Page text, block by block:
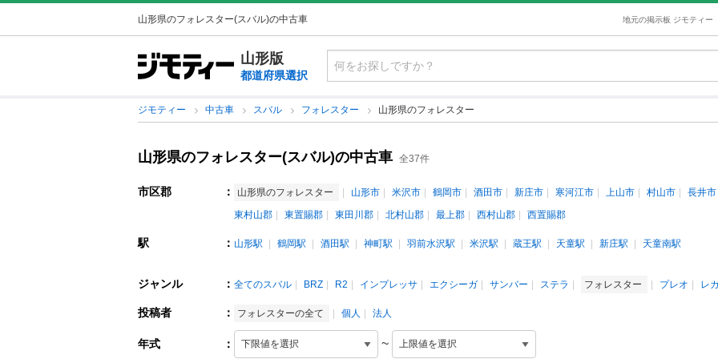
山形県のフォレスター(スバル)の中古車 地元の掲示板 ジモティー
山形版
都道府県選択
ジモティー 中古車 スバル フォレスター 山形県のフォレスター
山形県のフォレスター(スバル)の中古車 全37件
市区郡 ： 山形県のフォレスター 山形市 米沢市 鶴岡市 酒田市 新庄市 寒河江市 上山市 村山市
長井市
東村山郡
東置賜郡 東田川郡 北村山郡 最上郡 西村山郡 西置賜郡
駅 ： 山形駅 鶴岡駅 酒田駅 神町駅 羽前水沢駅 米沢駅 蔵王駅 天童駅 新庄駅 天童南駅
ジャンル ： 全てのスバル BRZ R2 インプレッサ エクシーガ サンバー ステラ フォレスター プレオ レ
投稿者 ： フォレスターの全て 個人 法人
年式 ： ~